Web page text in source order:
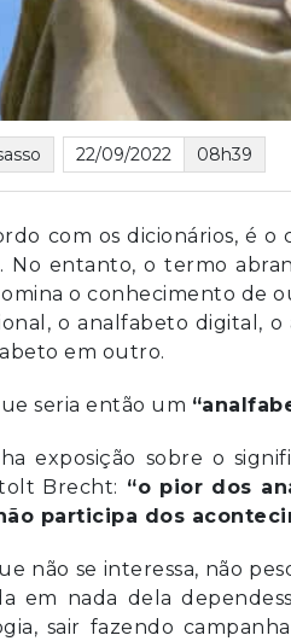
22/09/2022 08h39
com os dicionários, é
No entanto, o termo
o conhecimento de
o analfabeto digital,
em outro.
seria então um
exposição sobre o
Brecht: “o pior dos
participa dos
não se interessa, não
em nada dela
sair fazendo